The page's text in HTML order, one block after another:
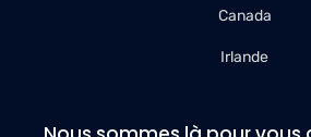
Canada
Irlande